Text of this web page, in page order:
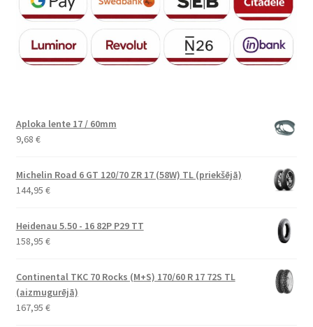
Aploka lente 17 / 60mm
9,68 €
Michelin Road 6 GT 120/70 ZR 17 (58W) TL (priekšējā)
144,95 €
Heidenau 5.50 - 16 82P P29 TT
158,95 €
Continental TKC 70 Rocks (M+S) 170/60 R 17 72S TL
(aizmugurējā)
167,95 €